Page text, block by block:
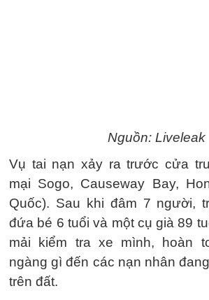
Nguồn: Liveleak
Vụ tai nạn xảy ra trước cửa
mại Sogo, Causeway Bay,
Quốc). Sau khi đâm 7 người,
đứa bé 6 tuổi và một cụ già 89
mải kiểm tra xe mình, hoàn
ngàng gì đến các nạn nhân
trên đất.